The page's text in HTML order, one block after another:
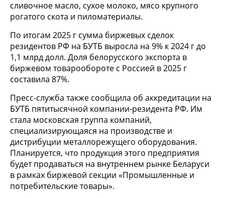
сливочное масло, сухое молоко, мясо крупного
рогатого скота и пиломатериалы.
По итогам 2025 г сумма биржевых сделок
резидентов РФ на БУТБ выросла на 9% к 2024 г до
1,1 млрд долл. Доля белорусского экспорта в
биржевом товарообороте с Россией в 2025 г
составила 87%.
Пресс-служба также сообщила об аккредитации на
БУТБ пятитысячной компании-резидента РФ. Им
стала московская группа компаний,
специализирующаяся на производстве и
дистрибуции металлорежущего оборудования.
Планируется, что продукция этого предприятия
будет продаваться на внутреннем рынке Беларуси
в рамках биржевой секции «Промышленные и
потребительские товары».